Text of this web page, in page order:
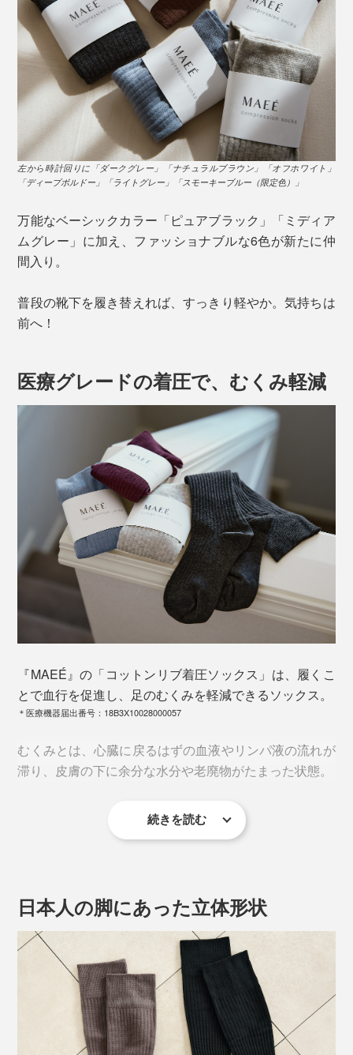
左から時計回りに「ダークグレー」「ナチュラルブラウン」「オフホワイト」
「ディープボルドー」「ライトグレー」「スモーキーブルー（限定色）」
万能なベーシックカラー「ピュアブラック」「ミディア
ムグレー」に加え、ファッショナブルな6色が新たに仲
間入り。
普段の靴下を履き替えれば、すっきり軽やか。気持ちは
前へ！
医療グレードの着圧で、むくみ軽減
『MAEÉ』の「コットンリブ着圧ソックス」は、履くこ
とで血行を促進し、足のむくみを軽減できるソックス。
＊医療機器届出番号：18B3X10028000057
むくみとは、心臓に戻るはずの血液やリンパ液の流れが
滞り、皮膚の下に余分な水分や老廃物がたまった状態。
本品は、足首が28hPa（21mmHg）、ふくらはぎが
21hPa（16mmHg）。
続きを読む
日本人の脚にあった立体形状